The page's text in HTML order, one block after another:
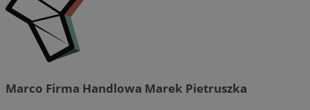
Marco Firma Handlowa Marek Pietruszka